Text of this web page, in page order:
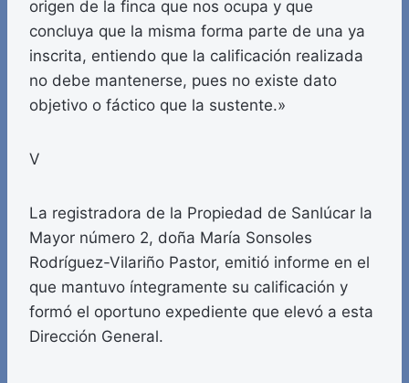
origen de la finca que nos ocupa y que
concluya que la misma forma parte de una ya
inscrita, entiendo que la calificación realizada
no debe mantenerse, pues no existe dato
objetivo o fáctico que la sustente.»
V
La registradora de la Propiedad de Sanlúcar la
Mayor número 2, doña María Sonsoles
Rodríguez-Vilariño Pastor, emitió informe en el
que mantuvo íntegramente su calificación y
formó el oportuno expediente que elevó a esta
Dirección General.